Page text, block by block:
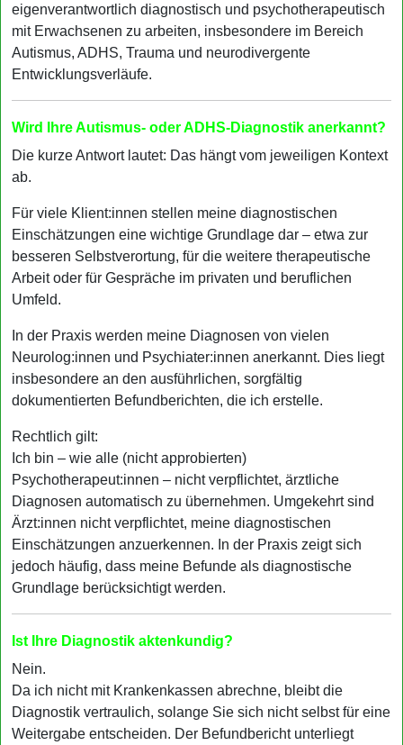
eigenverantwortlich diagnostisch und psychotherapeutisch
mit Erwachsenen zu arbeiten, insbesondere im Bereich
Autismus, ADHS, Trauma und neurodivergente
Entwicklungsverläufe.
Wird Ihre Autismus- oder ADHS-Diagnostik anerkannt?
Die kurze Antwort lautet: Das hängt vom jeweiligen Kontext
ab.
Für viele Klient:innen stellen meine diagnostischen
Einschätzungen eine wichtige Grundlage dar – etwa zur
besseren Selbstverortung, für die weitere therapeutische
Arbeit oder für Gespräche im privaten und beruflichen
Umfeld.
In der Praxis werden meine Diagnosen von vielen
Neurolog:innen und Psychiater:innen anerkannt. Dies liegt
insbesondere an den ausführlichen, sorgfältig
dokumentierten Befundberichten, die ich erstelle.
Rechtlich gilt:
Ich bin – wie alle (nicht approbierten)
Psychotherapeut:innen – nicht verpflichtet, ärztliche
Diagnosen automatisch zu übernehmen. Umgekehrt sind
Ärzt:innen nicht verpflichtet, meine diagnostischen
Einschätzungen anzuerkennen. In der Praxis zeigt sich
jedoch häufig, dass meine Befunde als diagnostische
Grundlage berücksichtigt werden.
Ist Ihre Diagnostik aktenkundig?
Nein.
Da ich nicht mit Krankenkassen abrechne, bleibt die
Diagnostik vertraulich, solange Sie sich nicht selbst für eine
Weitergabe entscheiden. Der Befundbericht unterliegt